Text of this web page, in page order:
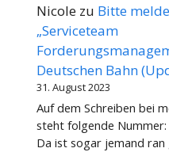
Nicole zu Bitte
„Serviceteam
Deutschen Bahn
31. August 2023
Auf dem Schreiben bei
steht folgende
Da ist sogar jemand ran